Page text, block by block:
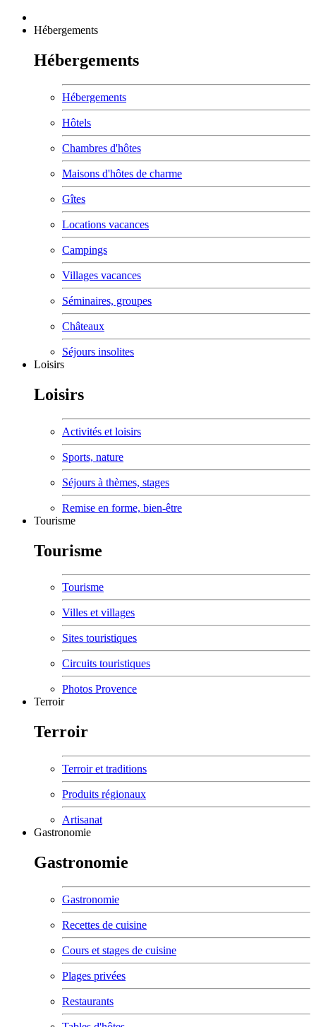
Hébergements
Hébergements
Hébergements
Hôtels
Chambres d'hôtes
Maisons d'hôtes de charme
Gîtes
Locations vacances
Campings
Villages vacances
Séminaires, groupes
Châteaux
Séjours insolites
Loisirs
Loisirs
Activités et loisirs
Sports, nature
Séjours à thèmes, stages
Remise en forme, bien-être
Tourisme
Tourisme
Tourisme
Villes et villages
Sites touristiques
Circuits touristiques
Photos Provence
Terroir
Terroir
Terroir et traditions
Produits régionaux
Artisanat
Gastronomie
Gastronomie
Gastronomie
Recettes de cuisine
Cours et stages de cuisine
Plages privées
Restaurants